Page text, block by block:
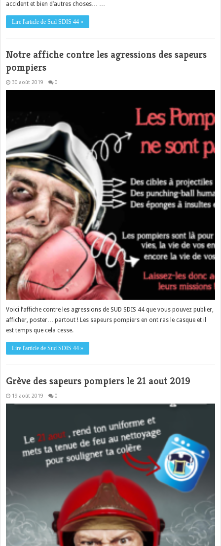
accident et bien d’autres choses… …
Lire l'article de Sud SDIS 44 »
Notre affiche contre les agressions des sapeurs
pompiers
30 août 2019 0
Voici l’affiche contre les agressions de SUD SDIS 44 que vous pouvez publier,
afficher, poster… partout ! Les sapeurs pompiers en ont ras le casque et il
est temps que cela cesse.
Lire l'article de Sud SDIS 44 »
Grève des sapeurs pompiers le 21 aout 2019
19 août 2019 0